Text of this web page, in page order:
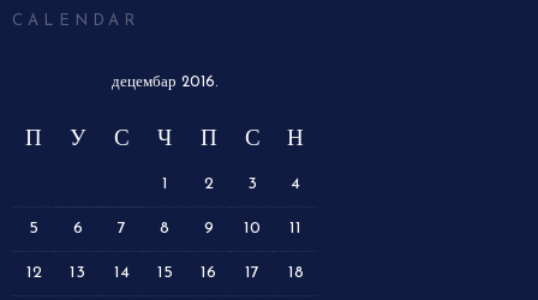
CALENDAR
децембар 2016.
П У С Ч П С Н
1 2 3 4
5 6 7 8 9 10 11
12 13 14 15 16 17 18